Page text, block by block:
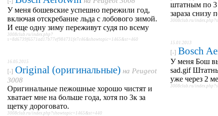
У меня бошевские успешно пережили год,
включая отскребание льда с лобового зимой.
И еще одну зиму переживут судя по всему
3008club.ru/index.php?
s=8d6739f6571ad17b77ef984731fe7c46&showtopic=1465&st=460
16.05.2015
[-] Original (оригинальные) на Peugeot
3008
Оригинальные пежошные хорошо чистят и
хватает мне на больше года, хотя по 3к за
щетку дороговато.
3008club.ru/index.php?showtopic=1465&st=440
штатным по 3
зараза снизу
3008club.ru/
15.01.2013
[-] Bosch
У меня Бош
sad.gif
уже через 2
3008club.ru/